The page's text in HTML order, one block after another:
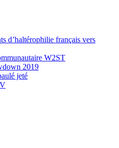
d’haltérophilie français vers
W2ST
2019
jeté